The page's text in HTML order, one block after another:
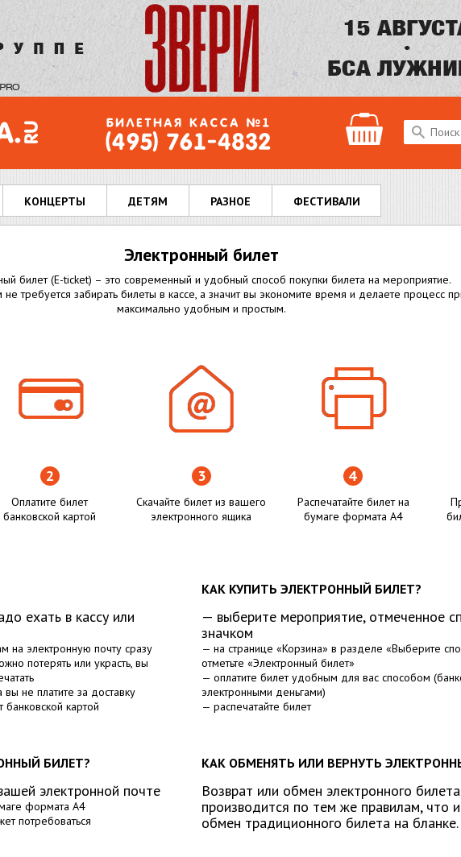
КОНЦЕРТЫ ДЕТЯМ РАЗНОЕ ФЕСТИВАЛИ
Электронный билет
билет (E-ticket) – это современный и удобный способ покупки билета на мероприятие.
требуется забирать билеты в кассе, а значит вы экономите время и делаете процесс
максимально удобным и простым.
Оплатите билет
банковской картой
Скачайте билет из вашего
электронного ящика
Распечатайте билет на
бумаге формата А4
ехать в кассу или
на электронную почту сразу
потерять или украсть, вы
не платите за доставку
картой
КАК КУПИТЬ ЭЛЕКТРОННЫЙ БИЛЕТ?
— выберите мероприятие, отмеченное
значком
— на странице «Корзина» в разделе «Выберите
отметьте «Электронный билет»
— оплатите билет удобным для вас способом
электронными деньгами)
— распечатайте билет
БИЛЕТ?
электронной почте
формата А4
потребоваться
КАК ОБМЕНЯТЬ ИЛИ ВЕРНУТЬ
Возврат или обмен электронного билета
производится по тем же правилам, что
обмен традиционного билета на бланке.